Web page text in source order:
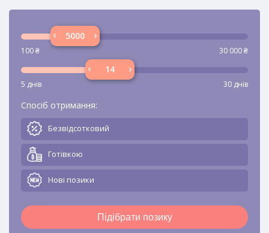
100₴ 30 000₴
5 днів 30 днів
Спосіб отримання:
Безвідсотковий
Готівкою
Новi позики
Підібрати позику